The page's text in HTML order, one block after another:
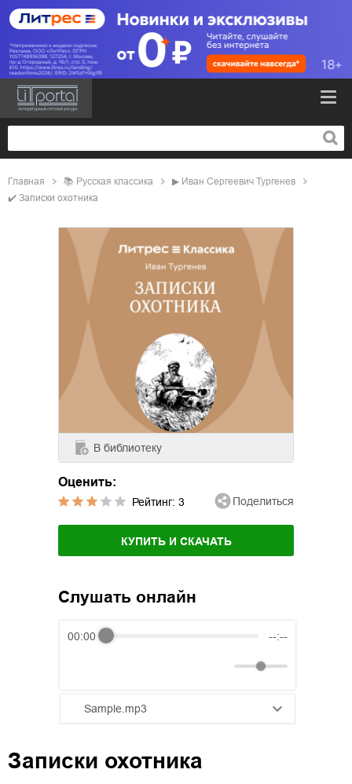
Главная 📚 русская классика ▶ Иван Сергеевич Тургенев
✔️ Записки охотника
В библиотеку
Оценить:
Рейтинг: 3 Поделиться
КУПИТЬ И СКАЧАТЬ
Слушать онлайн
00:00 --:--
Sample.mp3
02.mp3
Записки охотника